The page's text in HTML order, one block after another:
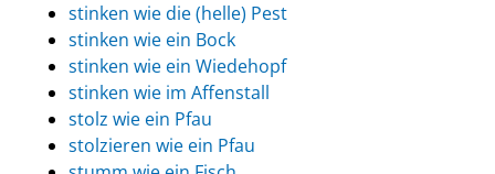
stinken wie die (helle) Pest
stinken wie ein Bock
stinken wie ein Wiedehopf
stinken wie im Affenstall
stolz wie ein Pfau
stolzieren wie ein Pfau